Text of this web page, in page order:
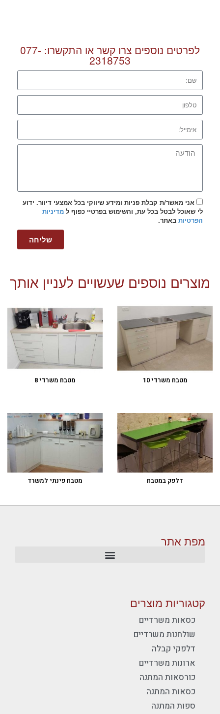
לפרטים נוספים צרו קשר או התקשרו: 077-
2318753
אני מאשר/ת קבלת פניות ומידע שיווקי בכל אמצעי דיוור. ידוע
לי שאוכל לבטל בכל עת, והשימוש בפרטיי כפוף ל מדיניות
הפרטיות באתר.
שליחה
מוצרים נוספים שעשויים לעניין אותך
מטבח משרדי 10 מטבח משרדי 8
דלפק במטבח מטבח פינתי למשרד
מפת אתר
קטגוריות מוצרים
כסאות משרדיים
שולחנות משרדיים
דלפקי קבלה
ארונות משרדיים
כורסאות המתנה
כסאות המתנה
ספות המתנה